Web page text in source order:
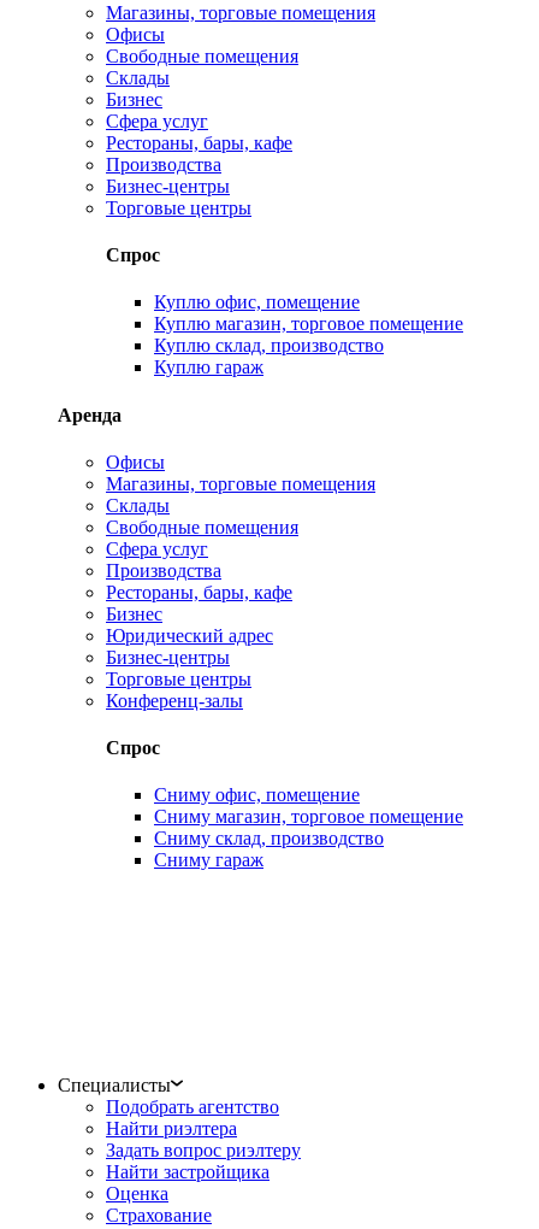
Магазины, торговые помещения
Офисы
Свободные помещения
Склады
Бизнес
Сфера услуг
Рестораны, бары, кафе
Производства
Бизнес-центры
Торговые центры
Спрос
Куплю офис, помещение
Куплю магазин, торговое помещение
Куплю склад, производство
Куплю гараж
Аренда
Офисы
Магазины, торговые помещения
Склады
Свободные помещения
Сфера услуг
Производства
Рестораны, бары, кафе
Бизнес
Юридический адрес
Бизнес-центры
Торговые центры
Конференц-залы
Спрос
Сниму офис, помещение
Сниму магазин, торговое помещение
Сниму склад, производство
Сниму гараж
Специалисты
Подобрать агентство
Найти риэлтера
Задать вопрос риэлтеру
Найти застройщика
Оценка
Страхование